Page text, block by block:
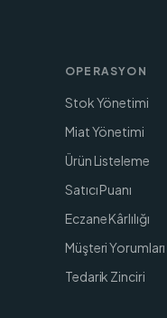
OPERASYON
Stok Yönetimi
Miat Yönetimi
Ürün Listeleme
Satıcı Puanı
Eczane Kârlılığı
Müşteri Yorumları
Tedarik Zinciri